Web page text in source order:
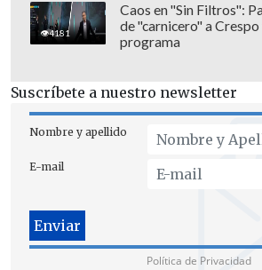
"En Chile, hay humoristas y
comediantes que de muy
saben sacar risas sobre
sin dañar a nadie", finaliza
4181
Caos en "Sin Filtros":
de "carnicero" a
programa
Suscríbete a nuestro newsletter
Nombre y apellido
E-mail
Política de Privacidad